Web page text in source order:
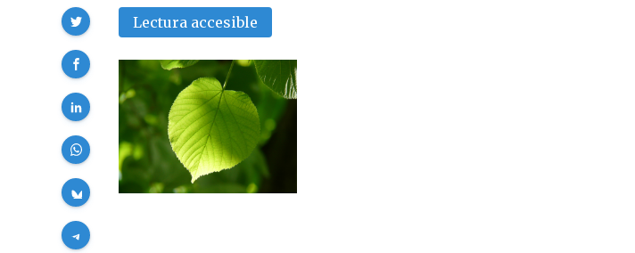
Lectura accesible
Compartir